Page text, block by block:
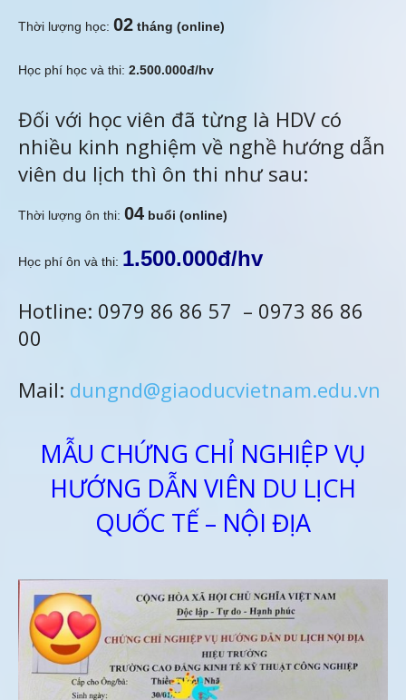
Thời lượng học: 02 tháng (online)
Học phí học và thi: 2.500.000đ/hv
Đối với học viên đã từng là HDV có
nhiều kinh nghiệm về nghề hướng dẫn
viên du lịch thì ôn thi như sau:
Thời lượng ôn thi: 04 buổi (online)
Học phí ôn và thi: 1.500.000đ/hv
Hotline: 0979 86 86 57 – 0973 86 86
00
Mail: dungnd@giaoducvietnam.edu.vn
MẪU CHỨNG CHỈ NGHIỆP VỤ
HƯỚNG DẪN VIÊN DU LỊCH
QUỐC TẾ – NỘI ĐỊA